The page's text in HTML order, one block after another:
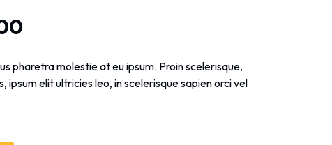
pharetra molestie at eu ipsum. Proin scelerisque,
ipsum elit ultricies leo, in scelerisque sapien orci vel